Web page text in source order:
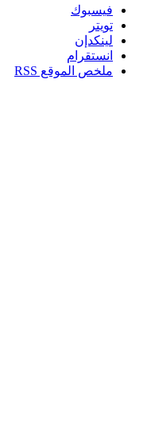
فيسبوك
تويتر
لينكدإن
انستقرام
ملخص الموقع RSS